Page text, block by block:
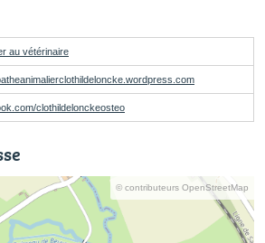
au vétérinaire
clothildelonckeosteo
© contributeurs OpenStreetMap